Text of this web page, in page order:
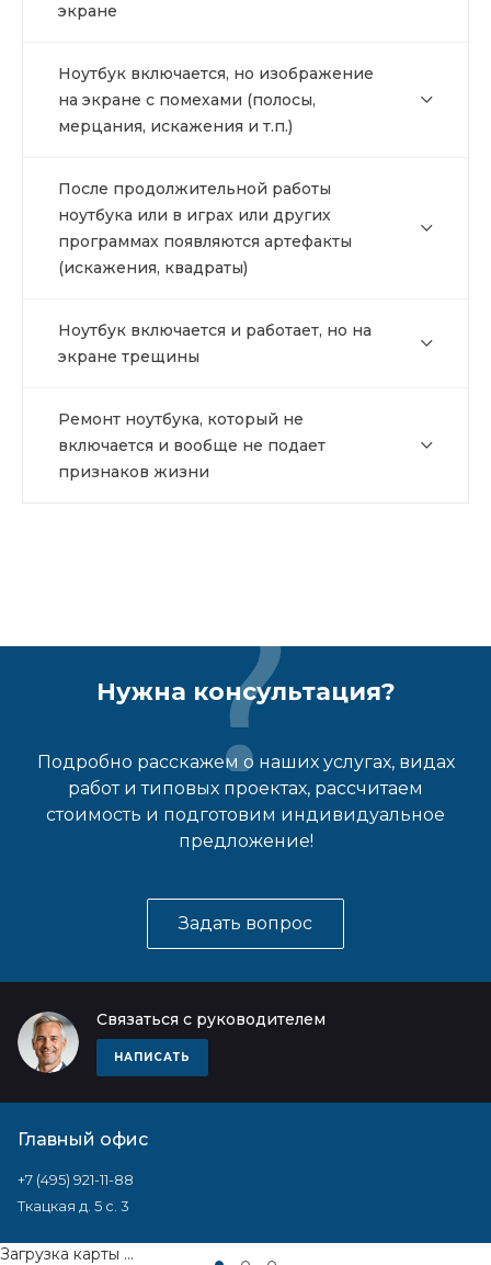
экране
Ноутбук включается, но изображение
на экране с помехами (полосы,
мерцания, искажения и т.п.)
После продолжительной работы
ноутбука или в играх или других
программах появляются артефакты
(искажения, квадраты)
Ноутбук включается и работает, но на
экране трещины
Ремонт ноутбука, который не
включается и вообще не подает
признаков жизни
Нужна консультация?
Подробно расскажем о наших услугах, видах
работ и типовых проектах, рассчитаем
стоимость и подготовим индивидуальное
предложение!
Задать вопрос
Связаться с руководителем
НАПИСАТЬ
Главный офис
+7 (495) 921-11-88
Ткацкая д. 5 с. 3
Загрузка карты ...